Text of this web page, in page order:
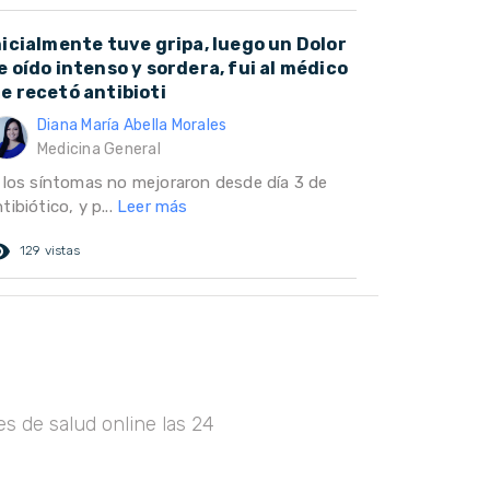
tuve gripa, luego un Dolor
oído intenso y sordera, fui al médico
recetó antibioti
Diana María Abella Morales
Medicina General
los síntomas no mejoraron desde día 3 de
y p... Leer más
129 vistas
de salud online las 24